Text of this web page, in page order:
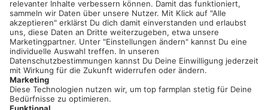
Sei immer auf dem Laufenden!
Neue Features, spannende Tipps und hilfreiche Anleitungen!